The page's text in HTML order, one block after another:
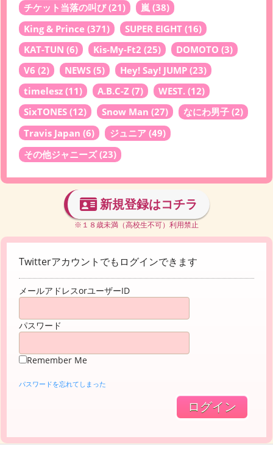
チケット当落の叫び(21) 嵐 (38)
King & Prince (371) SUPER EIGHT (16)
KAT-TUN (6) Kis-My-Ft2 (25) DOMOTO (3)
V6 (2) NEWS (5) Hey! Say! JUMP (23)
timelesz (11) A.B.C-Z (7) WEST. (12)
SixTONES (12) Snow Man (27) なにわ男子 (2)
Travis Japan (6) ジュニア (49)
その他ジャニーズ(23)
新規登録はコチラ
※１８歳未満（高校生不可）利用禁止
Twitterアカウントでもログインできます
メールアドレスorユーザーID
パスワード
Remember Me
パスワードを忘れてしまった